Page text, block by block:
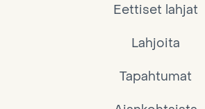
Eettiset lahjat
Lahjoita
Tapahtumat